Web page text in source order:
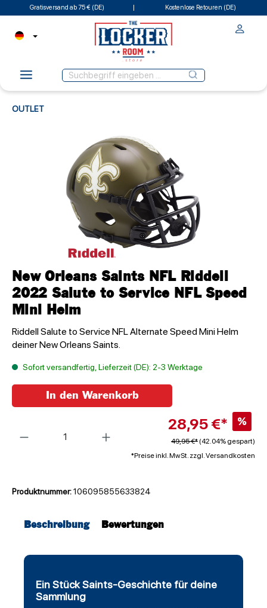
Gratisversand ab 75 € (DE) Kostenlose Retouren (DE)
OUTLET
New Orleans Saints NFL Riddell
2022 Salute to Service NFL Speed
Mini Helm
Riddell Salute to Service NFL Alternate Speed Mini Helm
deiner New Orleans Saints.
Sofort versandfertig, Lieferzeit (DE): 2-3 Werktage
28,95 €* %
49,95 €* (42.04% gespart)
*Preise inkl. MwSt. zzgl. Versandkosten
In den Warenkorb
Produktnummer:106095855633824
Beschreibung Bewertungen
Ein Stück Saints-Geschichte für deine
Sammlung